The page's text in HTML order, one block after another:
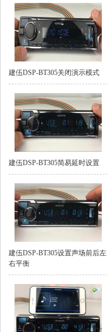
建伍DSP-BT305关闭演示模式
建伍DSP-BT305简易延时设置
建伍DSP-BT305设置声场前后左
右平衡